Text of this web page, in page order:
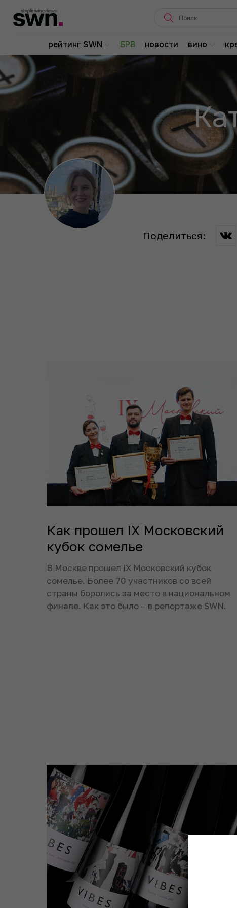
рейтинг SWN БРВ новости вино
Поделиться:
Как прошел IХ Московский
кубок сомелье
В Москве прошел IX Московский кубок
сомелье. Более 70 участников со всей
страны боролись за место в национальном
финале. Как это было – в репортаже SWN.